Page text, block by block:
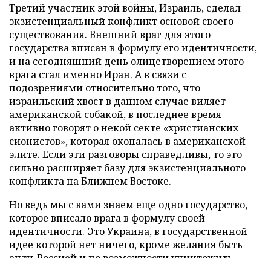
Третий участник этой войны, Израиль, сделал
экзистенциальный конфликт основой своего
существования. Внешний враг для этого
государства вписан в формулу его идентичности,
и на сегодняшний день олицетворением этого
врага стал именно Иран. А в связи с
подозрениями относительно того, что
израильский хвост в данном случае виляет
американской собакой, в последнее время
активно говорят о некой секте «христианских
сионистов», которая окопалась в американской
элите. Если эти разговоры справедливы, то это
сильно расширяет базу для экзистенциального
конфликта на Ближнем Востоке.
Но ведь мы с вами знаем еще одно государство,
которое вписало врага в формулу своей
идентичности. Это Украина, в государственной
идее которой нет ничего, кроме желания быть